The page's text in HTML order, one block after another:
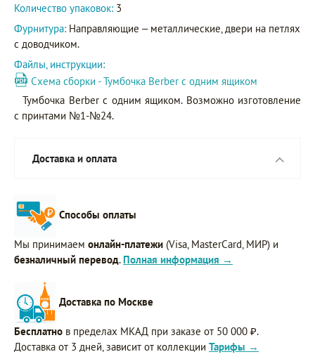
Количество упаковок: 3
Фурнитура: Направляющие – металлические, двери на петлях
с доводчиком.
Файлы, инструкции:
Схема сборки - Тумбочка Berber с одним ящиком
Тумбочка Berber с одним ящиком. Возможно изготовление
с принтами №1-№24.
Доставка и оплата
Способы оплаты
Мы принимаем онлайн-платежи (Visa, MasterCard, МИР) и
безналичный перевод. Полная информация →
Доставка по Москве
Бесплатно в пределах МКАД при заказе от 50 000 ₽.
Доставка от 3 дней, зависит от коллекции Тарифы →